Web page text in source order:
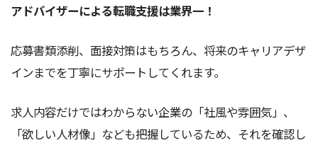
アドバイザーによる転職支援は業界一！
応募書類添削、面接対策はもちろん、将来のキャリアデザ
インまでを丁寧にサポートしてくれます。
求人内容だけではわからない企業の「社風や雰囲気」、
「欲しい人材像」なども把握しているため、それを確認し